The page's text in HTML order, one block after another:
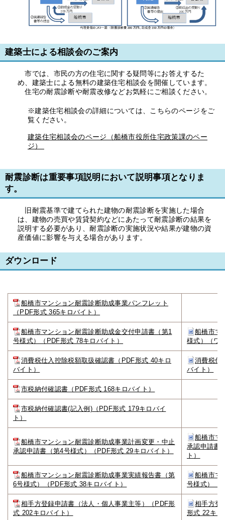
建築士による相談会のご案内
市では、市民の方の住宅に関する疑問等にお答えするた
め、建築士による無料の建築住宅相談会を開催しています。
住宅の耐震診断や耐震改修などお気軽にご相談ください。
※建築住宅相談会の詳細については、こちらのページをご
覧ください。
建築住宅相談会のページ（船橋市役所住宅政策課のペー
ジ）
耐震診断は重要事項説明において説明事項となりま
す。
旧耐震基準で建てられた建物の耐震診断を実施した場合
は、建物の売買や賃貸契約などにあたって耐震診断の結果を
説明する必要があり、耐震診断の実施状況や結果が建物の資
産価値に影響を与える場合があります。
ダウンロード
船橋市マンション耐震診断助成事業パンフレット
（PDF形式 365キロバイト）
船橋市マンション耐震診断助成金交付申請書（第1
号様式）（PDF形式 78キロバイト）
船橋市マ
様式）（ワ
消費税仕入控除税額取扱確認書（PDF形式 40キロ
バイト）
消費税仕
バイト）
市税納付確認書（PDF形式 168キロバイト）
市税納付確認書(記入例)（PDF形式 179キロバイ
ト）
船橋市マンション耐震診断助成事業計画変更・中止
承認申請書（第4号様式）（PDF形式 29キロバイト）
船橋市マ
承認申請書
ト）
船橋市マンション耐震診断助成事業実績報告書（第
6号様式）（PDF形式 38キロバイト）
船橋市マ
号様式）（
相手方登録申請書（法人・個人事業主等）（PDF形
式 202キロバイト）
相手方登
形式 22キロ